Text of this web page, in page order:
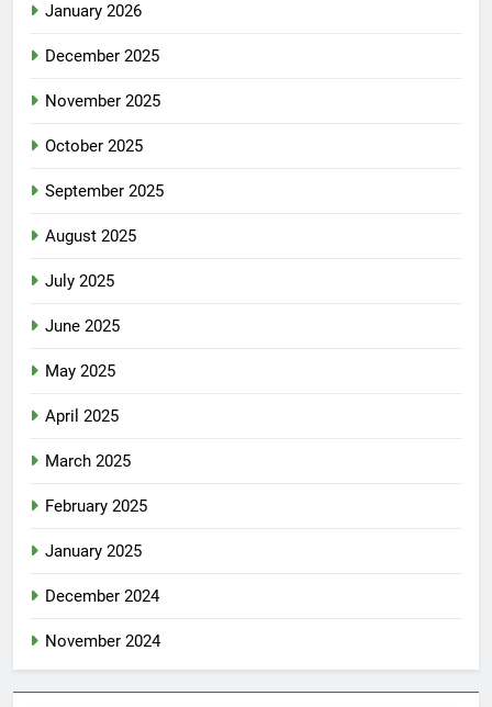
January 2026
December 2025
November 2025
October 2025
September 2025
August 2025
July 2025
June 2025
May 2025
April 2025
March 2025
February 2025
January 2025
December 2024
November 2024